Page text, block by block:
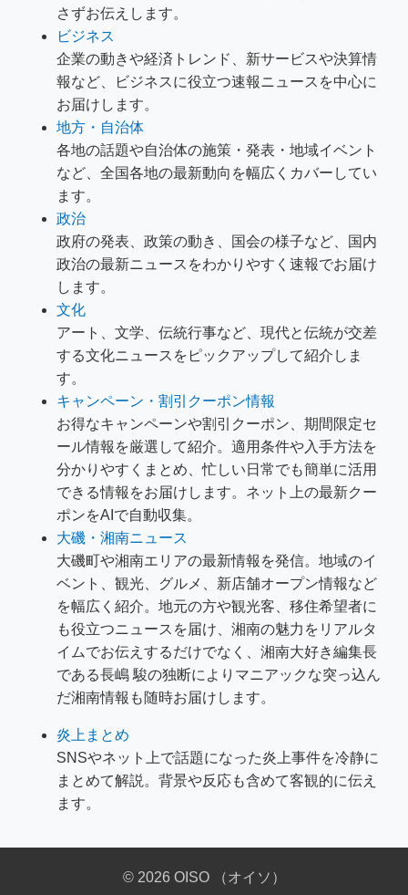
さずお伝えします。
ビジネス
企業の動きや経済トレンド、新サービスや決算情
報など、ビジネスに役立つ速報ニュースを中心に
お届けします。
地方・自治体
各地の話題や自治体の施策・発表・地域イベント
など、全国各地の最新動向を幅広くカバーしてい
ます。
政治
政府の発表、政策の動き、国会の様子など、国内
政治の最新ニュースをわかりやすく速報でお届け
します。
文化
アート、文学、伝統行事など、現代と伝統が交差
する文化ニュースをピックアップして紹介しま
す。
キャンペーン・割引クーポン情報
お得なキャンペーンや割引クーポン、期間限定セ
ール情報を厳選して紹介。適用条件や入手方法を
分かりやすくまとめ、忙しい日常でも簡単に活用
できる情報をお届けします。ネット上の最新クー
ポンをAIで自動収集。
大磯・湘南ニュース
大磯町や湘南エリアの最新情報を発信。地域のイ
ベント、観光、グルメ、新店舗オープン情報など
を幅広く紹介。地元の方や観光客、移住希望者に
も役立つニュースを届け、湘南の魅力をリアルタ
イムでお伝えするだけでなく、湘南大好き編集長
である長嶋 駿の独断によりマニアックな突っ込ん
だ湘南情報も随時お届けします。
炎上まとめ
SNSやネット上で話題になった炎上事件を冷静に
まとめて解説。背景や反応も含めて客観的に伝え
ます。
© 2026 OISO （オイソ）